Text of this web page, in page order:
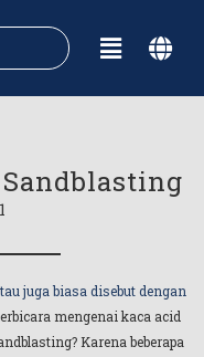
juga biasa disebut dengan
mengenai kaca acid
Karena beberapa